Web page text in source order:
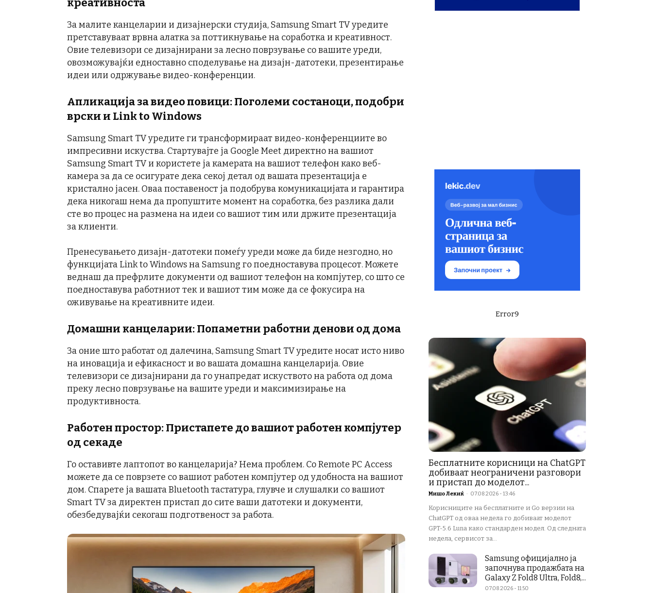
креативноста
За малите канцеларии и дизајнерски студија, Samsung Smart TV уредите
претставуваат врвна алатка за поттикнување на соработка и креативност.
Овие телевизори се дизајнирани за лесно поврзување со вашите уреди,
овозможувајќи едноставно споделување на дизајн-датотеки, презентирање
идеи или одржување видео-конференции.
Апликација за видео повици: Поголеми состаноци, подобри
врски и Link to Windows
Samsung Smart TV уредите ги трансформираат видео-конференциите во
импресивни искуства. Стартувајте ја Google Meet директно на вашиот
Samsung Smart TV и користете ја камерата на вашиот телефон како веб-
камера за да се осигурате дека секој детал од вашата презентација е
кристално јасен. Оваа поставеност ја подобрува комуникацијата и гарантира
дека никогаш нема да пропуштите момент на соработка, без разлика дали
сте во процес на размена на идеи со вашиот тим или држите презентација
за клиенти.
Пренесувањето дизајн-датотеки помеѓу уреди може да биде незгодно, но
функцијата Link to Windows на Samsung го поедноставува процесот. Можете
веднаш да префрлите документи од вашиот телефон на компјутер, со што се
поедноставува работниот тек и вашиот тим може да се фокусира на
оживување на креативните идеи.
Домашни канцеларии: Попаметни работни денови од дома
За оние што работат од далечина, Samsung Smart TV уредите носат исто ниво
на иновација и ефикасност и во вашата домашна канцеларија. Овие
телевизори се дизајнирани да го унапредат искуството на работа од дома
преку лесно поврзување на вашите уреди и максимизирање на
продуктивноста.
Работен простор: Пристапете до вашиот работен компјутер
од секаде
Го оставивте лаптопот во канцеларија? Нема проблем. Со Remote PC Access
можете да се поврзете со вашиот работен компјутер од удобноста на вашиот
дом. Спарете ја вашата Bluetooth тастатура, глувче и слушалки со вашиот
Smart TV за директен пристап до сите ваши датотеки и документи,
обезбедувајќи секогаш подготвеност за работа.
Error9
Бесплатните корисници на ChatGPT
добиваат неограничени разговори
и пристап до моделот...
Мишо Лекиќ - 07.08.2026 - 13:46
Корисниците на бесплатните и Go верзии на
ChatGPT од оваа недела го добиваат моделот
GPT-5.6 Luna како стандарден модел. Од следната
недела, сервисот за...
Samsung официјално ја
започнува продажбата на
Galaxy Z Fold8 Ultra, Fold8,...
07.08.2026 - 11:50